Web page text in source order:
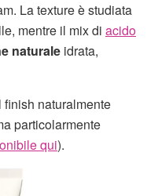
La texture è studiata
mentre il mix di acido
naturale idrata,
finish naturalmente
particolarmente
qui).